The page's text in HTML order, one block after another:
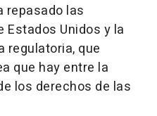
repasado las
Unidos y la
regulatoria, que
que hay entre la
los derechos de las